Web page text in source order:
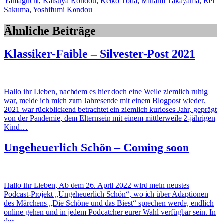
Sakuma, Yoshifumi Kondou
Ähnliche Beiträge
Klassiker-Faible – Silvester-Post 2021
Hallo ihr Lieben, nachdem es hier doch eine Weile ziemlich ruhig
war, melde ich mich zum Jahresende mit einem Blogpost wieder.
2021 war rückblickend betrachtet ein ziemlich kurioses Jahr, geprägt
von der Pandemie, dem Elternsein mit einem mittlerweile 2-jährigen
Kind…
Ungeheuerlich Schön – Coming soon
Hallo ihr Lieben, Ab dem 26. April 2022 wird mein neustes
Podcast-Projekt „Ungeheuerlich Schön“, wo ich über Adaptionen
des Märchens „Die Schöne und das Biest“ sprechen werde, endlich
online gehen und in jedem Podcatcher eurer Wahl verfügbar sein. In